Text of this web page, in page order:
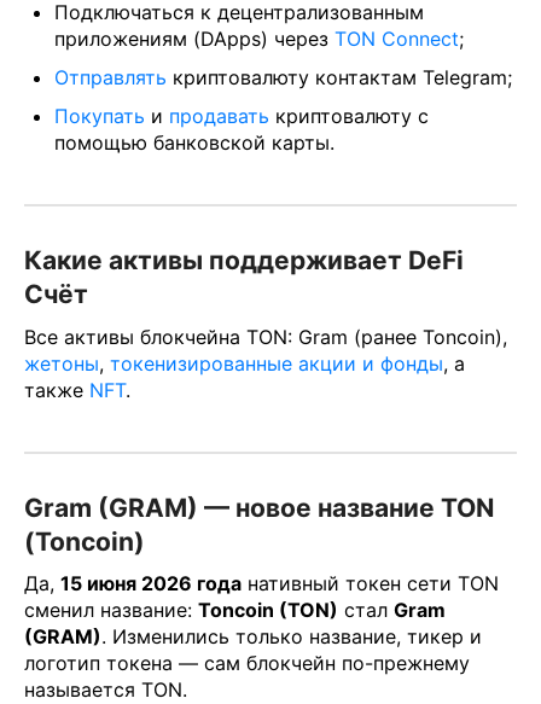
Подключаться к децентрализованным
приложениям (DApps) через TON Connect;
Отправлять криптовалюту контактам Telegram;
Покупать и продавать криптовалюту с
помощью банковской карты.
Какие активы поддерживает DeFi
Счёт
Все активы блокчейна TON: Gram (ранее Toncoin),
жетоны, токенизированные акции и фонды, а
также NFT.
Gram (GRAM) — новое название TON
(Toncoin)
Да, 15 июня 2026 года нативный токен сети TON
сменил название: Toncoin (TON) стал Gram
(GRAM). Изменились только название, тикер и
логотип токена — сам блокчейн по-прежнему
называется TON.